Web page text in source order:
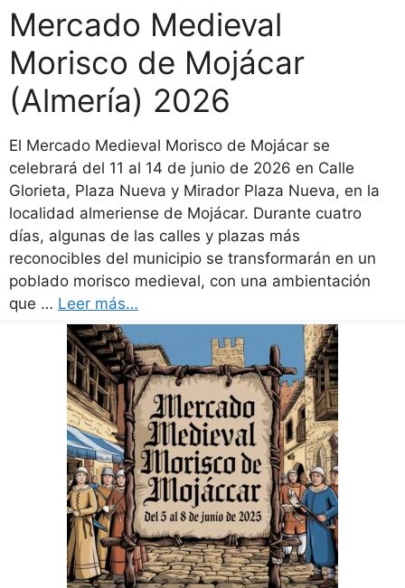
Mercado Medieval
Morisco de Mojácar
(Almería) 2026
El Mercado Medieval Morisco de Mojácar se
celebrará del 11 al 14 de junio de 2026 en Calle
Glorieta, Plaza Nueva y Mirador Plaza Nueva, en la
localidad almeriense de Mojácar. Durante cuatro
días, algunas de las calles y plazas más
reconocibles del municipio se transformarán en un
poblado morisco medieval, con una ambientación
que … Leer más…